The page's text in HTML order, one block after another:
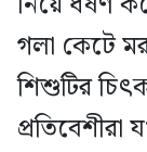
গলা কেটে
শিশুটির